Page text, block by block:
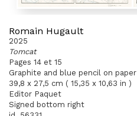
Romain Hugault
2025
Tomcat
Pages 14 et 15
Graphite and blue pencil on paper
39,8 x 27,5 cm ( 15,35 x 10,63 in )
Editor Paquet
Signed bottom right